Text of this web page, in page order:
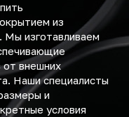
из
Мы изготавливаем
внешних
Наши специалисты
и
условия